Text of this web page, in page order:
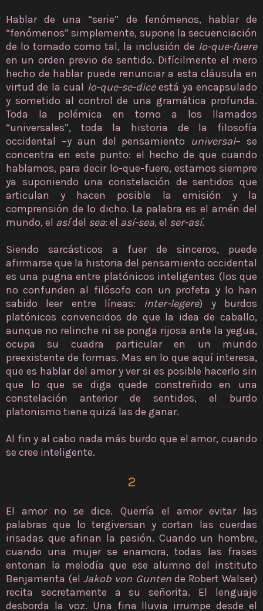
Hablar de una “serie” de fenómenos, hablar de
“fenómenos” simplemente, supone la secuenciación
de lo tomado como tal, la inclusión de lo-que-fuere
en un orden previo de sentido. Difícilmente el mero
hecho de hablar puede renunciar a esta cláusula en
virtud de la cual lo-que-se-diceestá ya encapsulado
y sometido al control de una gramática profunda.
Toda la polémica en torno a los llamados
“universales”, toda la historia de la filosofía
occidental –y aun del pensamiento universal– se
concentra en este punto: el hecho de que cuando
hablamos, para decir lo-que-fuere, estamos siempre
ya suponiendo una constelación de sentidos que
articulan y hacen posible la emisión y la
comprensión de lo dicho. La palabra es el amén del
mundo, el asídel sea: el así-sea, el ser-así.
Siendo sarcásticos a fuer de sinceros, puede
afirmarse que la historia del pensamiento occidental
es una pugna entre platónicos inteligentes (los que
no confunden al filósofo con un profeta y lo han
sabido leer entre líneas: inter-legere) y burdos
platónicos convencidos de que la idea de caballo,
aunque no relinche ni se ponga rijosa ante la yegua,
ocupa su cuadra particular en un mundo
preexistente de formas. Mas en lo que aquí interesa,
que es hablar del amor y ver si es posible hacerlo sin
que lo que se diga quede constreñido en una
constelación anterior de sentidos, el burdo
platonismo tiene quizá las de ganar.
Al fin y al cabo nada más burdo que el amor, cuando
se cree inteligente.
2
El amor no se dice. Querría el amor evitar las
palabras que lo tergiversan y cortan las cuerdas
irisadas que afinan la pasión. Cuando un hombre,
cuando una mujer se enamora, todas las frases
entonan la melodía que ese alumno del instituto
Benjamenta (elJakob von Guntende Robert Walser)
recita secretamente a su señorita. El lenguaje
desborda la voz. Una fina lluvia irrumpe desde el